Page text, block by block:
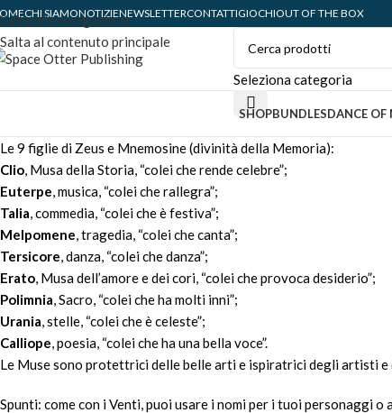
Salta alla navigazione
Salta al contenuto principale
CHI SIAMONOTIZIENEWSLETTERCONTATTIGIOCHIOUT OF THE BOX
Seleziona categoria
SHOPBUNDLESDANCE OF
Le 9 figlie di Zeus e Mnemosine (divinità della Memoria):
Clio, Musa della Storia, “colei che rende celebre”;
Euterpe, musica, “colei che rallegra”;
Talia, commedia, “colei che è festiva”;
Melpomene, tragedia, “colei che canta”;
Tersicore, danza, “colei che danza”;
Erato, Musa dell’amore e dei cori, “colei che provoca desiderio”;
Polimnia, Sacro, “colei che ha molti inni”;
Urania, stelle, “colei che è celeste”;
Calliope, poesia, “colei che ha una bella voce”.
Le Muse sono protettrici delle belle arti e ispiratrici degli artisti e
Spunti: come con i Venti, puoi usare i nomi per i tuoi personaggi